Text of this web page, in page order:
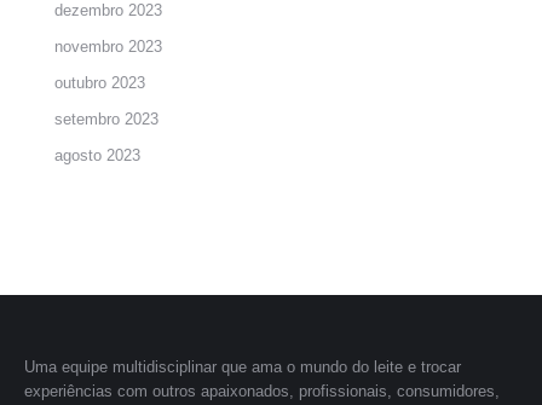
dezembro 2023
novembro 2023
outubro 2023
setembro 2023
agosto 2023
Uma equipe multidisciplinar que ama o mundo do leite e trocar
experiências com outros apaixonados, profissionais, consumidores,